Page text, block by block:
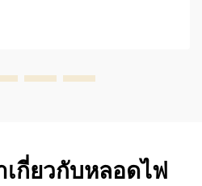
ามปลอดภัยบนท้องถนน หลอดไฟ
กี่ยวกับหลอดไฟ